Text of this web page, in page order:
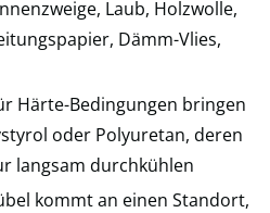
Laub, Holzwolle,
Dämm-Vlies,
Härte-Bedingungen bringen
oder Polyuretan, deren
langsam durchkühlen
kommt an einen Standort,